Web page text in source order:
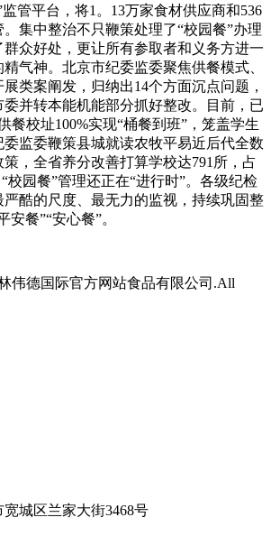
管平台，将1。13万家食材供应商和536
集中整治不只鞭策处理了“校园餐”办理
众好处，更让所有参取者和义务方进一
气神。北京市纪委监委聚焦供餐模式、
类案阐发，归纳出14个方面沉点问题，
并转本能机能部分抓好整改。目前，已
餐校址100%实现“桶餐到班”，笼盖学生
监委鞭策县城就读农牧平易近后代全数
，全省养分改善打算学校达791所，占
校园餐”管理还正在“进行时”。各级纪检
酷的尺度、最无力的监视，持续巩固整
餐”“安心餐”。
伟德国际官方网站食品有限公司.All
城区兰家大街3468号